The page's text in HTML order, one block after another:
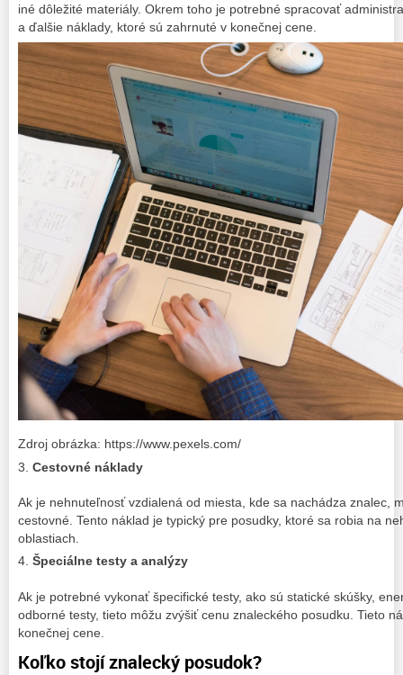
iné dôležité materiály. Okrem toho je potrebné spracovať
a ďalšie náklady, ktoré sú zahrnuté v konečnej cene.
Zdroj obrázka: https://www.pexels.com/
Cestovné náklady
Ak je nehnuteľnosť vzdialená od miesta, kde sa nachádza znalec,
cestovné. Tento náklad je typický pre posudky, ktoré sa robia na
oblastiach.
Špeciálne testy a analýzy
Ak je potrebné vykonať špecifické testy, ako sú statické skúšky,
odborné testy, tieto môžu zvýšiť cenu znaleckého posudku. Tieto
konečnej cene.
Koľko stojí znalecký posudok?